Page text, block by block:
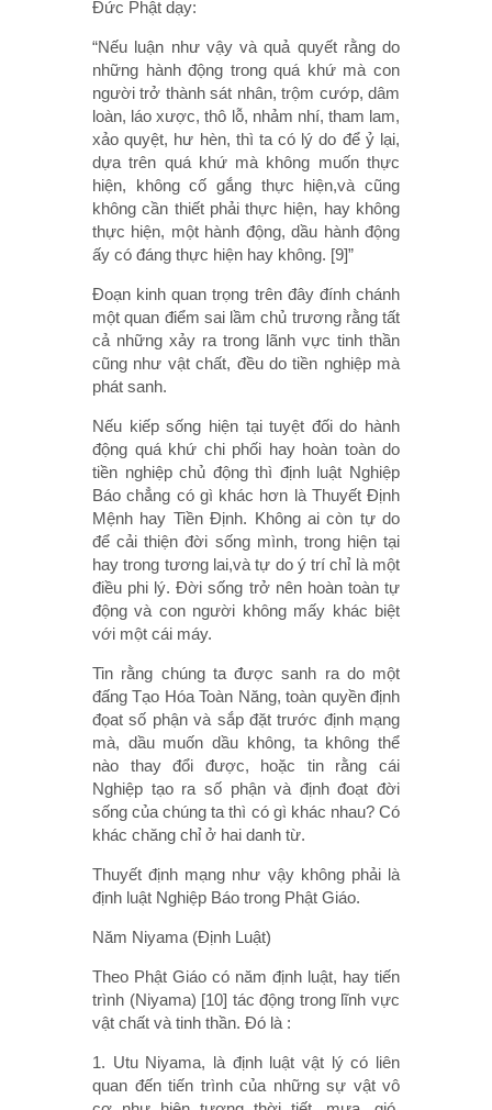
Đức Phật dạy:
“Nếu luận như vậy và quả quyết rằng do
những hành động trong quá khứ mà con
người trở thành sát nhân, trộm cướp, dâm
loàn, láo xược, thô lỗ, nhảm nhí, tham lam,
xảo quyệt, hư hèn, thì ta có lý do để ỷ lại,
dựa trên quá khứ mà không muốn thực
hiện, không cố gắng thực hiện,và cũng
không cần thiết phải thực hiện, hay không
thực hiện, một hành động, dầu hành động
ấy có đáng thực hiện hay không. [9]”
Đoạn kinh quan trọng trên đây đính chánh
một quan điểm sai lầm chủ trương rằng tất
cả những xảy ra trong lãnh vực tinh thần
cũng như vật chất, đều do tiền nghiệp mà
phát sanh.
Nếu kiếp sống hiện tại tuyệt đối do hành
động quá khứ chi phối hay hoàn toàn do
tiền nghiệp chủ động thì định luật Nghiệp
Báo chẳng có gì khác hơn là Thuyết Định
Mệnh hay Tiền Định. Không ai còn tự do
để cải thiện đời sống mình, trong hiện tại
hay trong tương lai,và tự do ý trí chỉ là một
điều phi lý. Đời sống trở nên hoàn toàn tự
động và con người không mấy khác biệt
với một cái máy.
Tin rằng chúng ta được sanh ra do một
đấng Tạo Hóa Toàn Năng, toàn quyền định
đọat số phận và sắp đặt trước định mạng
mà, dầu muốn dầu không, ta không thể
nào thay đổi được, hoặc tin rằng cái
Nghiệp tạo ra số phận và định đoạt đời
sống của chúng ta thì có gì khác nhau? Có
khác chăng chỉ ở hai danh từ.
Thuyết định mạng như vậy không phải là
định luật Nghiệp Báo trong Phật Giáo.
Năm Niyama (Định Luật)
Theo Phật Giáo có năm định luật, hay tiến
trình (Niyama) [10] tác động trong lĩnh vực
vật chất và tinh thần. Đó là :
1. Utu Niyama, là định luật vật lý có liên
quan đến tiến trình của những sự vật vô